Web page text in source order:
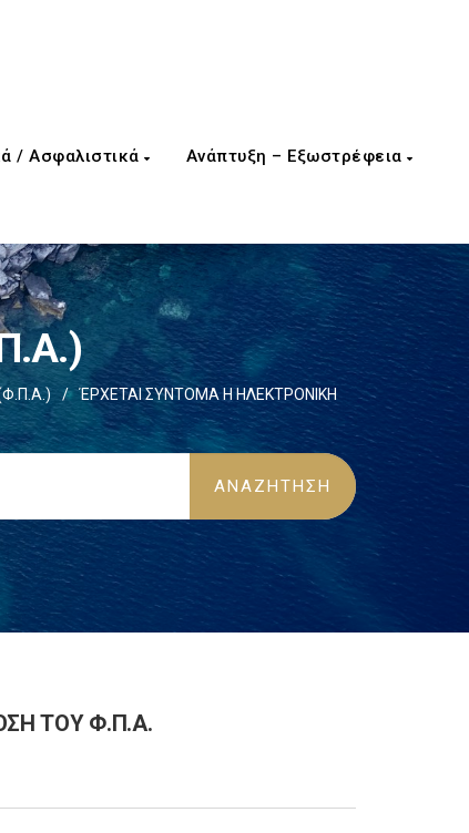
/ Ασφαλιστικά Ανάπτυξη – Εξωστρέφεια
/
ΈΡΧΕΤΑΙ ΣΥΝΤΟΜΑ Η ΗΛΕΚΤΡΟΝΙΚΗ
ΤΟΥ Φ.Π.Α.